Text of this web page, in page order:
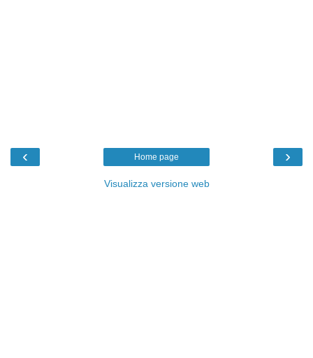
‹ ›
Home page
Visualizza versione web